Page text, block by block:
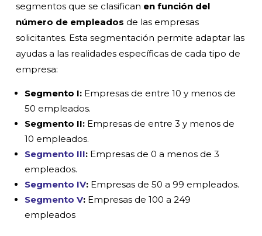
segmentos que se clasifican en función del
número de empleados de las empresas
solicitantes. Esta segmentación permite adaptar las
ayudas a las realidades específicas de cada tipo de
empresa:
Segmento I: Empresas de entre 10 y menos de
50 empleados.
Segmento II: Empresas de entre 3 y menos de
10 empleados.
Segmento III: Empresas de 0 a menos de 3
empleados.
Segmento IV: Empresas de 50 a 99 empleados.
Segmento V: Empresas de 100 a 249
empleados